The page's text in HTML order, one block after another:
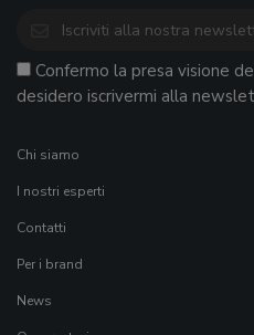
Confermo la presa visione
desidero iscrivermi alla
Chi siamo
I nostri esperti
Contatti
Per i brand
News